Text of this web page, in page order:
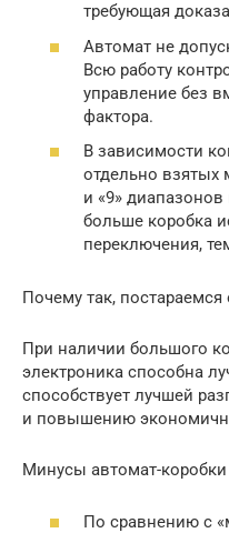
требующая
Автомат не
Всю работу
управление без
фактора.
В зависимости
отдельно взятых
и «9»
больше коробка
переключения,
Почему так, постараемся
При наличии большого
электроника способна
способствует лучшей
и повышению
Минусы автомат-коробки
По сравнению с